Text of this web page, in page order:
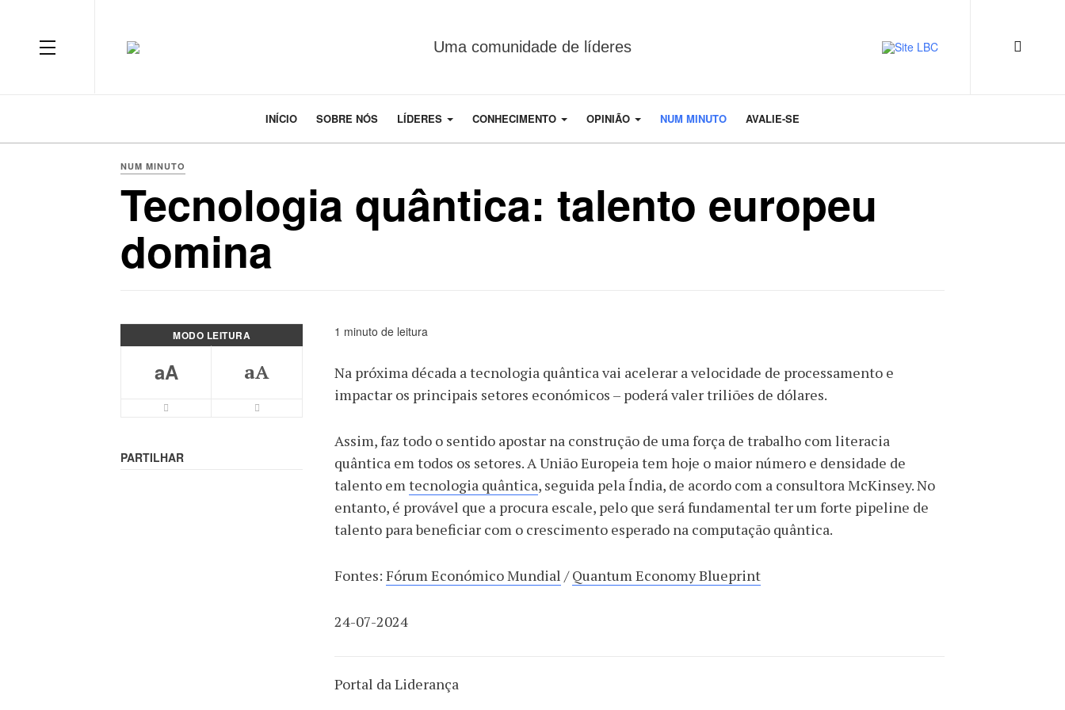
Uma comunidade de líderes
INÍCIO SOBRE NÓS LÍDERES CONHECIMENTO OPINIÃO NUM MINUTO AVALIE-SE
NUM MINUTO
Tecnologia quântica: talento europeu
domina
MODO LEITURA
aA aA
PARTILHAR
1 minuto de leitura
Na próxima década a tecnologia quântica vai acelerar a velocidade de processamento e
impactar os principais setores económicos – poderá valer triliões de dólares.
Assim, faz todo o sentido apostar na construção de uma força de trabalho com literacia
quântica em todos os setores. A União Europeia tem hoje o maior número e densidade de
talento emtecnologia quântica, seguida pela Índia, de acordo com a consultora McKinsey. No
entanto, é provável que a procura escale, pelo que será fundamental ter um forte pipeline de
talento para beneficiar com o crescimento esperado na computação quântica.
Fontes: Fórum Económico Mundial /Quantum Economy Blueprint
24-07-2024
Portal da Liderança